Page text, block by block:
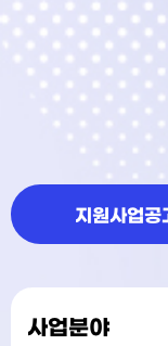
지원사업공
사업분야